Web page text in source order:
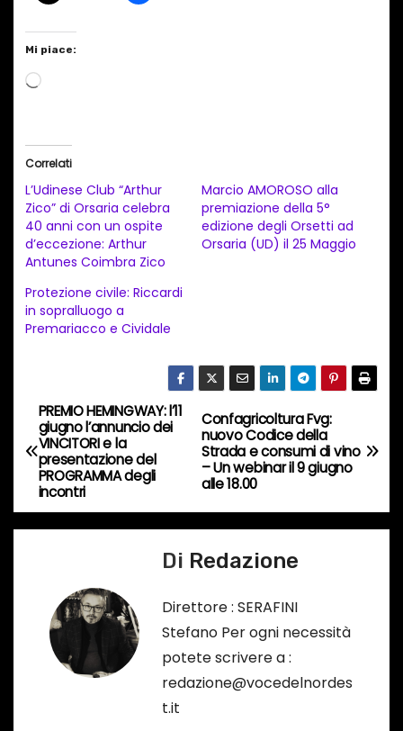
Mi piace:
C
a
m
e
t
o
c
o
r
s
…
Correlati
L’Udinese Club “Arthur
Zico” di Orsaria celebra
40 anni con un ospite
d’eccezione: Arthur
Antunes Coimbra Zico
Marcio AMOROSO alla
premiazione della 5°
edizione degli Orsetti ad
Orsaria (UD) il 25 Maggio
Protezione civile: Riccardi
in sopralluogo a
Premariacco e Cividale
N
a
v
i
Confagricoltura Fvg:
nuovo Codice della
Strada e consumi di vino
– Un webinar il 9 giugno
alle 18.00
PREMIO HEMINGWAY: l’11
giugno l’annuncio dei
VINCITORI e la
presentazione del
PROGRAMMA degli
incontri
Di Redazione
Direttore : SERAFINI
Stefano Per ogni necessità
potete scrivere a :
redazione@vocedelnordes
t.it